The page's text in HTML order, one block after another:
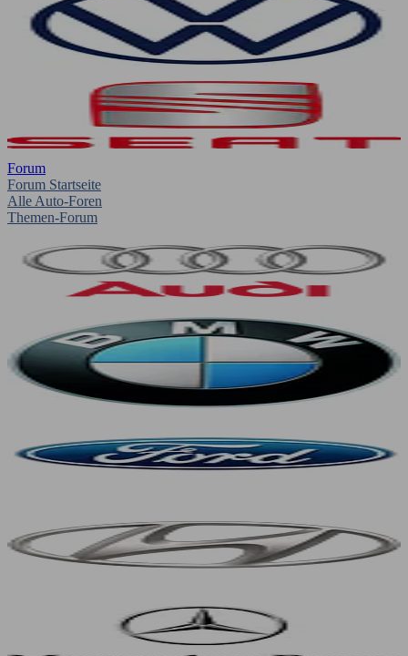
Forum
Forum Startseite
Alle Auto-Foren
Themen-Forum